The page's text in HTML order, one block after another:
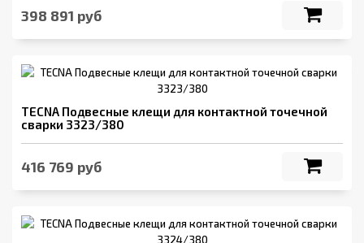
398 891 руб
TECNA Подвесные клещи для контактной точечной
сварки 3323/380
416 769 руб